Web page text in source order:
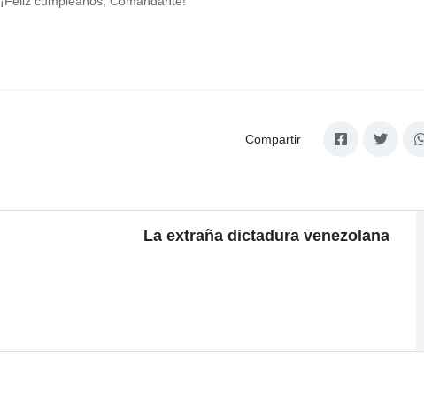
Compartir
La extraña dictadura venezolana